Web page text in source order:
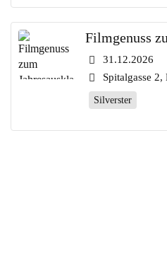
Filmgenuss
31.12.2026
Spitalgasse
Silverster